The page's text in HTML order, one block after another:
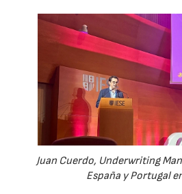
Juan Cuerdo, Underwriting
España y Portugal